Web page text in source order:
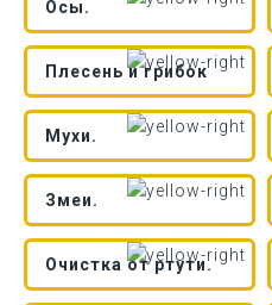
Осы.
Плесень и грибок
Мухи.
Змеи.
Очистка от ртути.